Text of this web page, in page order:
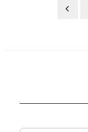
ー